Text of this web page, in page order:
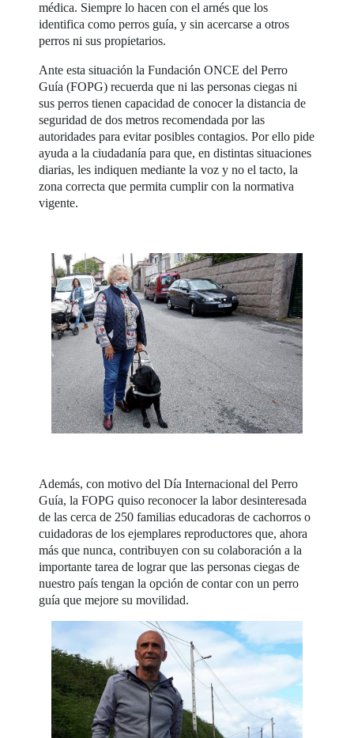
médica. Siempre lo hacen con el arnés que los
identifica como perros guía, y sin acercarse a otros
perros ni sus propietarios.
Ante esta situación la Fundación ONCE del Perro
Guía (FOPG) recuerda que ni las personas ciegas ni
sus perros tienen capacidad de conocer la distancia de
seguridad de dos metros recomendada por las
autoridades para evitar posibles contagios. Por ello pide
ayuda a la ciudadanía para que, en distintas situaciones
diarias, les indiquen mediante la voz y no el tacto, la
zona correcta que permita cumplir con la normativa
vigente.
Además, con motivo del Día Internacional del Perro
Guía, la FOPG quiso reconocer la labor desinteresada
de las cerca de 250 familias educadoras de cachorros o
cuidadoras de los ejemplares reproductores que, ahora
más que nunca, contribuyen con su colaboración a la
importante tarea de lograr que las personas ciegas de
nuestro país tengan la opción de contar con un perro
guía que mejore su movilidad.